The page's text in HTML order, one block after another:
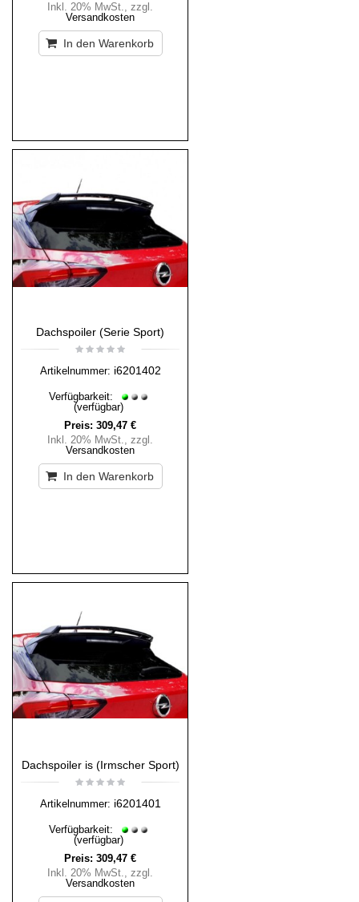
Inkl. 20% MwSt., zzgl.
Versandkosten
In den Warenkorb
Dachspoiler (Serie Sport)
Artikelnummer: i6201402
Verfügbarkeit:
(verfügbar)
Preis: 309,47 €
Inkl. 20% MwSt., zzgl.
Versandkosten
In den Warenkorb
Dachspoiler is (Irmscher Sport)
Artikelnummer: i6201401
Verfügbarkeit:
(verfügbar)
Preis: 309,47 €
Inkl. 20% MwSt., zzgl.
Versandkosten